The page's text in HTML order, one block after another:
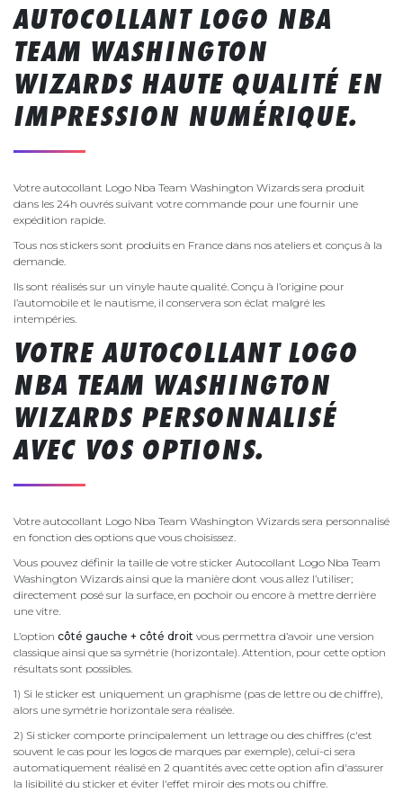
AUTOCOLLANT LOGO NBA
TEAM WASHINGTON
WIZARDS HAUTE QUALITÉ EN
IMPRESSION NUMÉRIQUE.
Votre autocollant Logo Nba Team Washington Wizards sera produit
dans les 24h ouvrés suivant votre commande pour une fournir une
expédition rapide.
Tous nos stickers sont produits en France dans nos ateliers et conçus à la
demande.
Ils sont réalisés sur un vinyle haute qualité. Conçu à l’origine pour
l’automobile et le nautisme, il conservera son éclat malgré les
intempéries.
VOTRE AUTOCOLLANT LOGO
NBA TEAM WASHINGTON
WIZARDS PERSONNALISÉ
AVEC VOS OPTIONS.
Votre autocollant Logo Nba Team Washington Wizards sera personnalisé
en fonction des options que vous choisissez.
Vous pouvez définir la taille de votre sticker Autocollant Logo Nba Team
Washington Wizards ainsi que la manière dont vous allez l’utiliser;
directement posé sur la surface, en pochoir ou encore à mettre derrière
une vitre.
L’option côté gauche + côté droit vous permettra d’avoir une version
classique ainsi que sa symétrie (horizontale). Attention, pour cette option
résultats sont possibles.
1) Si le sticker est uniquement un graphisme (pas de lettre ou de chiffre),
alors une symétrie horizontale sera réalisée.
2) Si sticker comporte principalement un lettrage ou des chiffres (c'est
souvent le cas pour les logos de marques par exemple), celui-ci sera
automatiquement réalisé en 2 quantités avec cette option afin d'assurer
la lisibilité du sticker et éviter l'effet miroir des mots ou chiffre.